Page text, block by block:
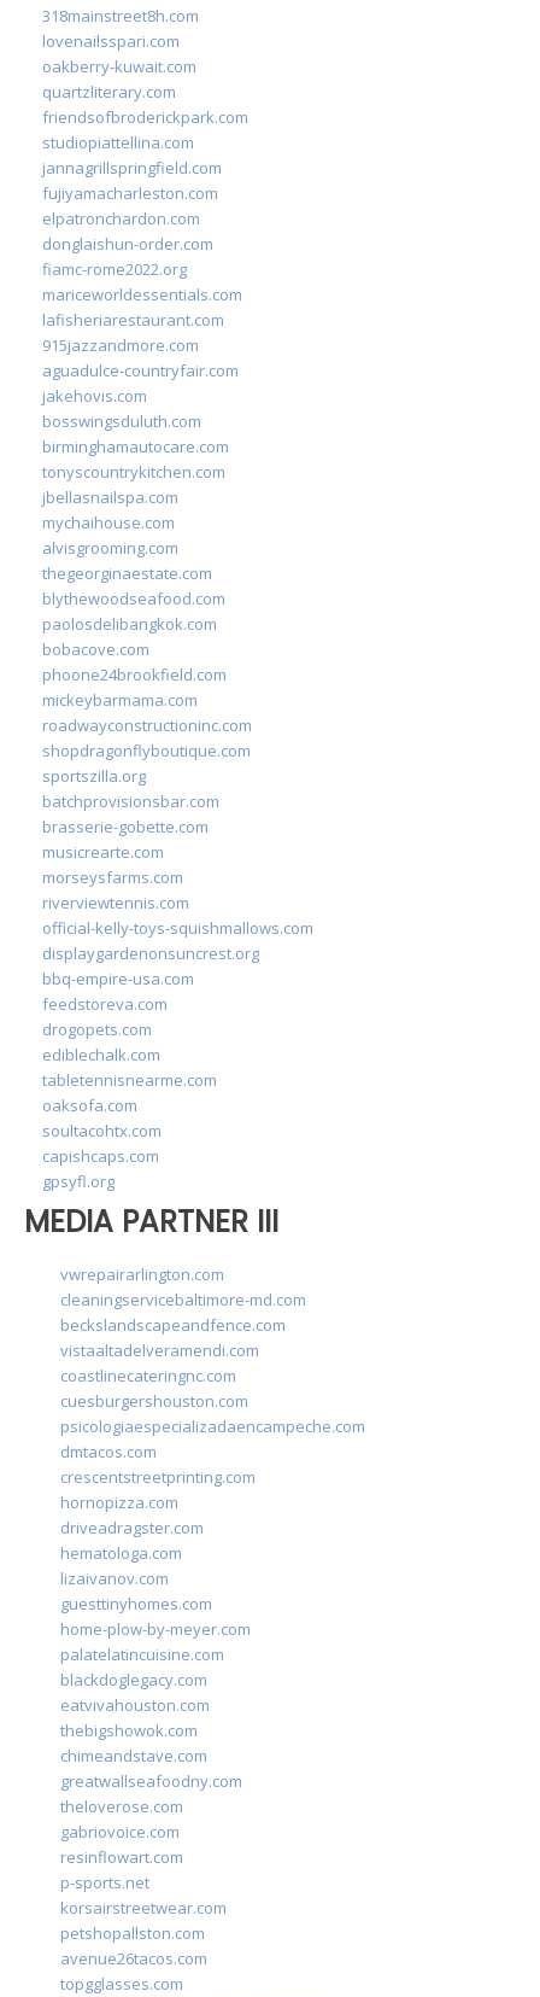
318mainstreet8h.com
lovenailsspari.com
oakberry-kuwait.com
quartzliterary.com
friendsofbroderickpark.com
studiopiattellina.com
jannagrillspringfield.com
fujiyamacharleston.com
elpatronchardon.com
donglaishun-order.com
fiamc-rome2022.org
mariceworldessentials.com
lafisheriarestaurant.com
915jazzandmore.com
aguadulce-countryfair.com
jakehovis.com
bosswingsduluth.com
birminghamautocare.com
tonyscountrykitchen.com
jbellasnailspa.com
mychaihouse.com
alvisgrooming.com
thegeorginaestate.com
blythewoodseafood.com
paolosdelibangkok.com
bobacove.com
phoone24brookfield.com
mickeybarmama.com
roadwayconstructioninc.com
shopdragonflyboutique.com
sportszilla.org
batchprovisionsbar.com
brasserie-gobette.com
musicrearte.com
morseysfarms.com
riverviewtennis.com
official-kelly-toys-squishmallows.com
displaygardenonsuncrest.org
bbq-empire-usa.com
feedstoreva.com
drogopets.com
ediblechalk.com
tabletennisnearme.com
oaksofa.com
soultacohtx.com
capishcaps.com
gpsyfl.org
MEDIA PARTNER III
vwrepairarlington.com
cleaningservicebaltimore-md.com
beckslandscapeandfence.com
vistaaltadelveramendi.com
coastlinecateringnc.com
cuesburgershouston.com
psicologiaespecializadaencampeche.com
dmtacos.com
crescentstreetprinting.com
hornopizza.com
driveadragster.com
hematologa.com
lizaivanov.com
guesttinyhomes.com
home-plow-by-meyer.com
palatelatincuisine.com
blackdoglegacy.com
eatvivahouston.com
thebigshowok.com
chimeandstave.com
greatwallseafoodny.com
theloverose.com
gabriovoice.com
resinflowart.com
p-sports.net
korsairstreetwear.com
petshopallston.com
avenue26tacos.com
topgglasses.com